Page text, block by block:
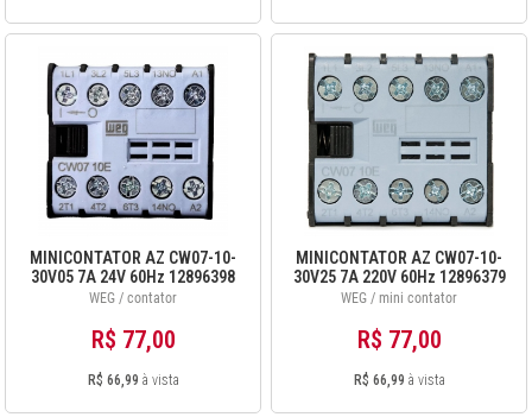
MINICONTATOR AZ CW07-10-
30V05 7A 24V 60Hz 12896398
WEG / contator
R$ 77,00
R$ 66,99 à vista
MINICONTATOR AZ CW07-10-
30V25 7A 220V 60Hz 12896379
WEG / mini contator
R$ 77,00
R$ 66,99 à vista